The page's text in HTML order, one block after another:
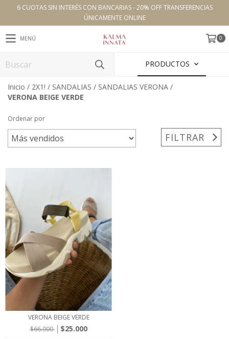
6 CUOTAS SIN INTERÉS CON BANCARIAS - 20% OFF TRANSFERENCIAS
ÚNICAMENTE ONLINE
MENÚ 0
PRODUCTOS
Inicio / 2X1! / SANDALIAS / SANDALIAS VERONA /
VERONA BEIGE VERDE
Ordenar por
FILTRAR
VERONA BEIGE VERDE
$66.000
$25.000